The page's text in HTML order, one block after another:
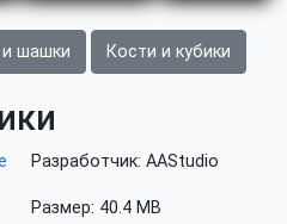
шашки Кости и кубики
Разработчик: AAStudio
Размер: 40.4 MB